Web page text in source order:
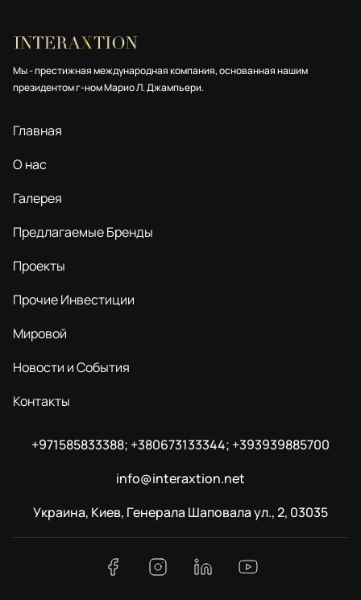
Мы - престижная международная компания, основанная нашим
президентом г-ном Марио Л. Джампьери.
Главная
О нас
Галерея
Предлагаемые Бренды
Проекты
Прочие Инвестиции
Мировой
Новости и События
Контакты
+971585833388; +380673133344; +393939885700
info@interaxtion.net
Украина, Киев, Генерала Шаповала ул., 2, 03035